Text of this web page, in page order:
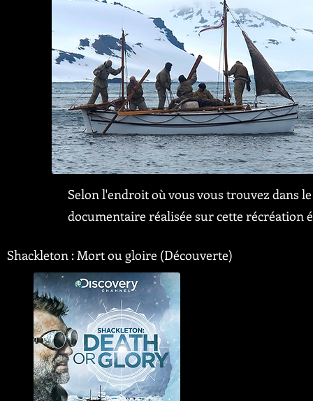
Selon l'endroit où vous vous trouvez dans
documentaire réalisée sur cette
Shackleton : Mort ou gloire